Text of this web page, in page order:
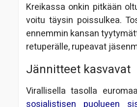
Kreikassa onkin pitkään
voitu täysin poissulkea.
ennemmin kansan
retuperälle, rupeavat
Jännitteet kasvavat
Virallisella tasolla